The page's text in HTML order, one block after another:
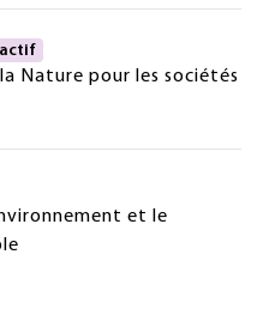
Nature pour les sociétés
et le